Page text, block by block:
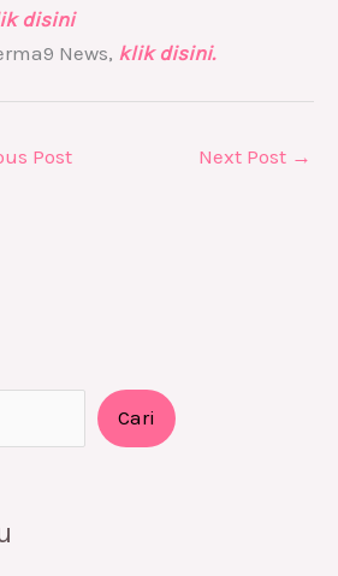
Cari
disini
News, klik disini.
Post Next Post →